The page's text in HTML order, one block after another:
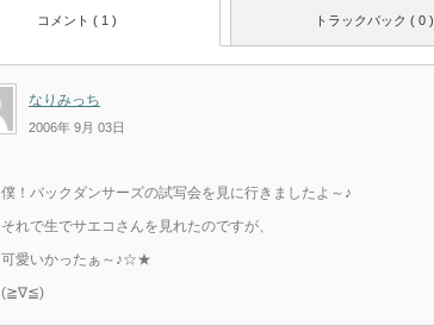
トラックバック ( 0 )
コメント ( 1 )
なりみっち
2006年 9月 03日
僕！バックダンサーズの試写会を見に行きましたよ～♪
それで生でサエコさんを見れたのですが、
可愛いかったぁ～♪☆★
(≧∇≦)